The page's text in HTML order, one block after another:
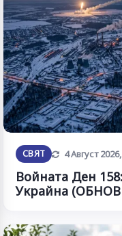
СВЯТ Обновена
4 Август
Войната Ден
Украйна